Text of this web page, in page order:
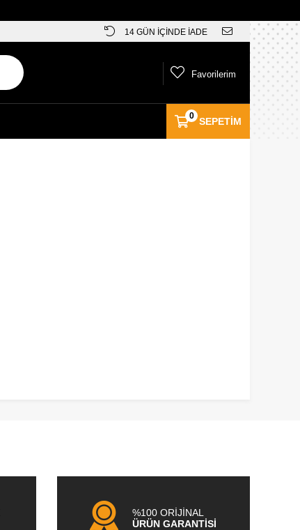
14 GÜN İÇİNDE İADE
SEPETIM
0
Favorilerim
%100 ORİJİNAL
ÜRÜN GARANTİSİ